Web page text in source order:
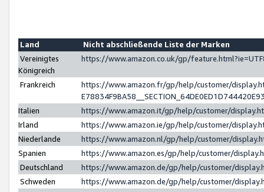
Land
Nicht abschließende Liste der Marken
Vereinigtes
Königreich
https://www.amazon.co.uk/gp/
Frankreich
https://www.amazon.fr/gp/help/customer/
Italien
https://www.amazon.it/gp/help/customer/
Irland
https://www.amazon.ie/gp/help/customer/
Niederlande
https://www.amazon.nl/gp/help/customer/
Spanien
https://www.amazon.es/gp/help/customer/
Deutschland
https://www.amazon.de/gp/help/customer/
Schweden
https://www.amazon.de/gp/help/customer/